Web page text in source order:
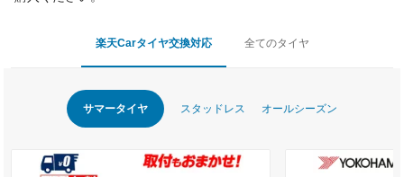
楽天Carタイヤ交換対応 全てのタイヤ
サマータイヤ スタッドレス オールシーズン